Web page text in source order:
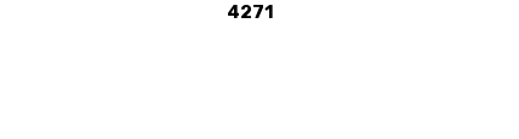
4271